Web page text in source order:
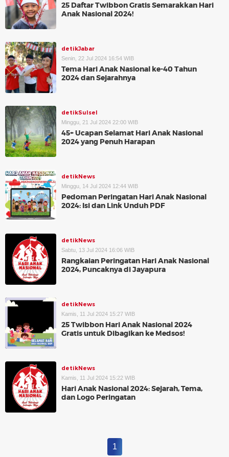
25 Daftar Twibbon Gratis Semarakkan Hari
Anak Nasional 2024!
detikJabar
Senin, 22 Jul 2024 16:54 WIB
Tema Hari Anak Nasional ke-40 Tahun
2024 dan Sejarahnya
detikSulsel
Minggu, 21 Jul 2024 22:00 WIB
45+ Ucapan Selamat Hari Anak Nasional
2024 yang Penuh Harapan
detikNews
Minggu, 14 Jul 2024 12:44 WIB
Pedoman Peringatan Hari Anak Nasional
2024: Isi dan Link Unduh PDF
detikNews
Sabtu, 13 Jul 2024 16:06 WIB
Rangkaian Peringatan Hari Anak Nasional
2024, Puncaknya di Jayapura
detikNews
Kamis, 11 Jul 2024 15:27 WIB
25 Twibbon Hari Anak Nasional 2024
Gratis untuk Dibagikan ke Medsos!
detikNews
Kamis, 11 Jul 2024 15:22 WIB
Hari Anak Nasional 2024: Sejarah, Tema,
dan Logo Peringatan
1